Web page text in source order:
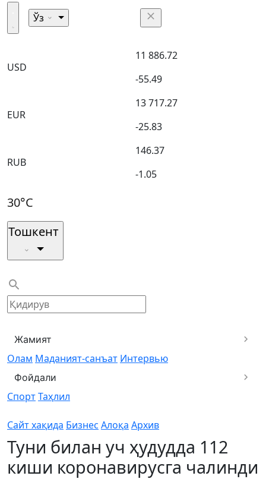
Ўз
USD
11 886.72
-55.49
EUR
13 717.27
-25.83
RUB
146.37
-1.05
30°C
Тошкент
Жамият
Олам Маданият-санъат Интервью
Фойдали
СпортТаҳлил
Сайт хақида Бизнес Алоқа Архив
Туни билан уч ҳудудда 112
киши коронавирусга чалинди